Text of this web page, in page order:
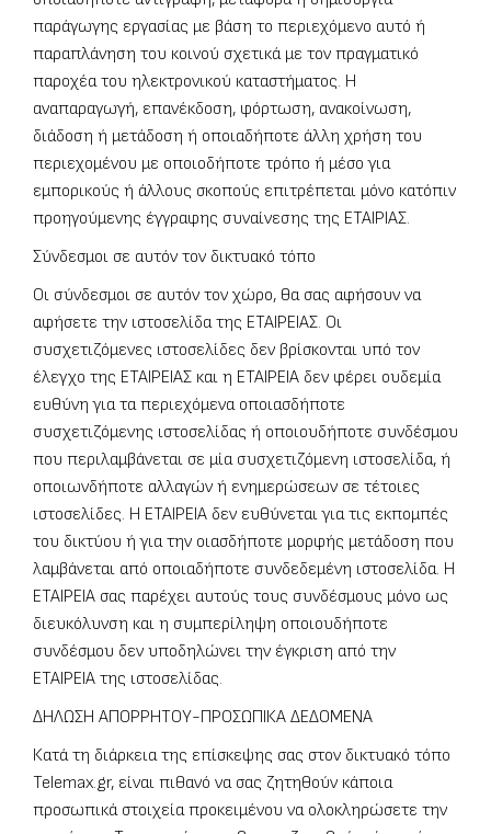
παράγωγης εργασίας με βάση το περιεχόμενο αυτό ή
παραπλάνηση του κοινού σχετικά με τον πραγματικό
παροχέα του ηλεκτρονικού καταστήματος. Η
αναπαραγωγή, επανέκδοση, φόρτωση, ανακοίνωση,
διάδοση ή μετάδοση ή οποιαδήποτε άλλη χρήση του
περιεχομένου με οποιοδήποτε τρόπο ή μέσο για
εμπορικούς ή άλλους σκοπούς επιτρέπεται μόνο κατόπιν
προηγούμενης έγγραφης συναίνεσης της ΕΤΑΙΡΙΑΣ.
Σύνδεσμοι σε αυτόν τον δικτυακό τόπο
Οι σύνδεσμοι σε αυτόν τον χώρο, θα σας αφήσουν να
αφήσετε την ιστοσελίδα της ΕΤΑΙΡΕΙΑΣ. Οι
συσχετιζόμενες ιστοσελίδες δεν βρίσκονται υπό τον
έλεγχο της ΕΤΑΙΡΕΙΑΣ και η ΕΤΑΙΡΕΙΑ δεν φέρει ουδεμία
ευθύνη για τα περιεχόμενα οποιασδήποτε
συσχετιζόμενης ιστοσελίδας ή οποιουδήποτε συνδέσμου
που περιλαμβάνεται σε μία συσχετιζόμενη ιστοσελίδα, ή
οποιωνδήποτε αλλαγών ή ενημερώσεων σε τέτοιες
ιστοσελίδες. Η EΤΑΙΡΕΙΑ δεν ευθύνεται για τις εκπομπές
του δικτύου ή για την οιασδήποτε μορφής μετάδοση που
λαμβάνεται από οποιαδήποτε συνδεδεμένη ιστοσελίδα. Η
ΕΤΑΙΡΕΙΑ σας παρέχει αυτούς τους συνδέσμους μόνο ως
διευκόλυνση και η συμπερίληψη οποιουδήποτε
συνδέσμου δεν υποδηλώνει την έγκριση από την
ΕΤΑΙΡΕΙΑ της ιστοσελίδας.
ΔΗΛΩΣΗ ΑΠΟΡΡΗΤΟΥ-ΠΡΟΣΩΠΙΚΑ ΔΕΔΟΜΕΝΑ
Κατά τη διάρκεια της επίσκεψης σας στον δικτυακό τόπο
Telemax.gr, είναι πιθανό να σας ζητηθούν κάποια
προσωπικά στοιχεία προκειμένου να ολοκληρώσετε την